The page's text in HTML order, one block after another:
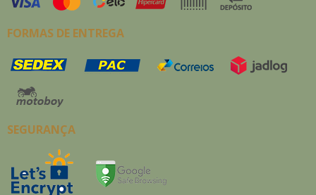
FORMAS DE ENTREGA
SEGURANÇA